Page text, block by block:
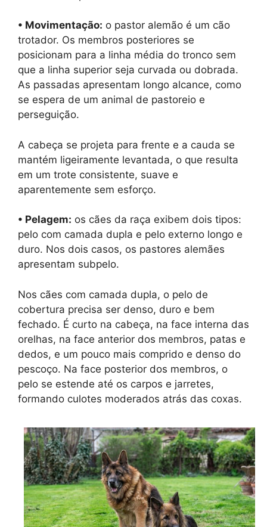
• Movimentação: o pastor alemão é um cão
trotador. Os membros posteriores se
posicionam para a linha média do tronco sem
que a linha superior seja curvada ou dobrada.
As passadas apresentam longo alcance, como
se espera de um animal de pastoreio e
perseguição.
A cabeça se projeta para frente e a cauda se
mantém ligeiramente levantada, o que resulta
em um trote consistente, suave e
aparentemente sem esforço.
• Pelagem: os cães da raça exibem dois tipos:
pelo com camada dupla e pelo externo longo e
duro. Nos dois casos, os pastores alemães
apresentam subpelo.
Nos cães com camada dupla, o pelo de
cobertura precisa ser denso, duro e bem
fechado. É curto na cabeça, na face interna das
orelhas, na face anterior dos membros, patas e
dedos, e um pouco mais comprido e denso do
pescoço. Na face posterior dos membros, o
pelo se estende até os carpos e jarretes,
formando culotes moderados atrás das coxas.